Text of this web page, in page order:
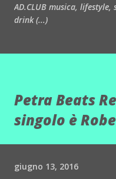
AD.CLUB musica,
drink (...)
Petra Beats
singolo è
giugno 13, 2016